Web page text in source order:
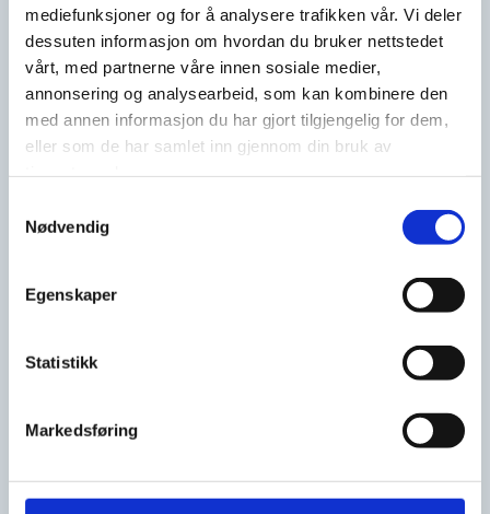
mediefunksjoner og for å analysere trafikken vår. Vi deler
dessuten informasjon om hvordan du bruker nettstedet
vårt, med partnerne våre innen sosiale medier,
annonsering og analysearbeid, som kan kombinere den
med annen informasjon du har gjort tilgjengelig for dem,
eller som de har samlet inn gjennom din bruk av
Nødvendig
Egenskaper
Statistikk
Markedsføring
DESIGN
Vi produserer designmøbler og
unike prosjekter. Med vår ekspertise innen
dine ideer og skape møbler som